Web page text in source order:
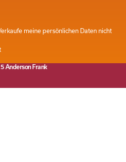
meine persönlichen Daten nicht
Anderson Frank